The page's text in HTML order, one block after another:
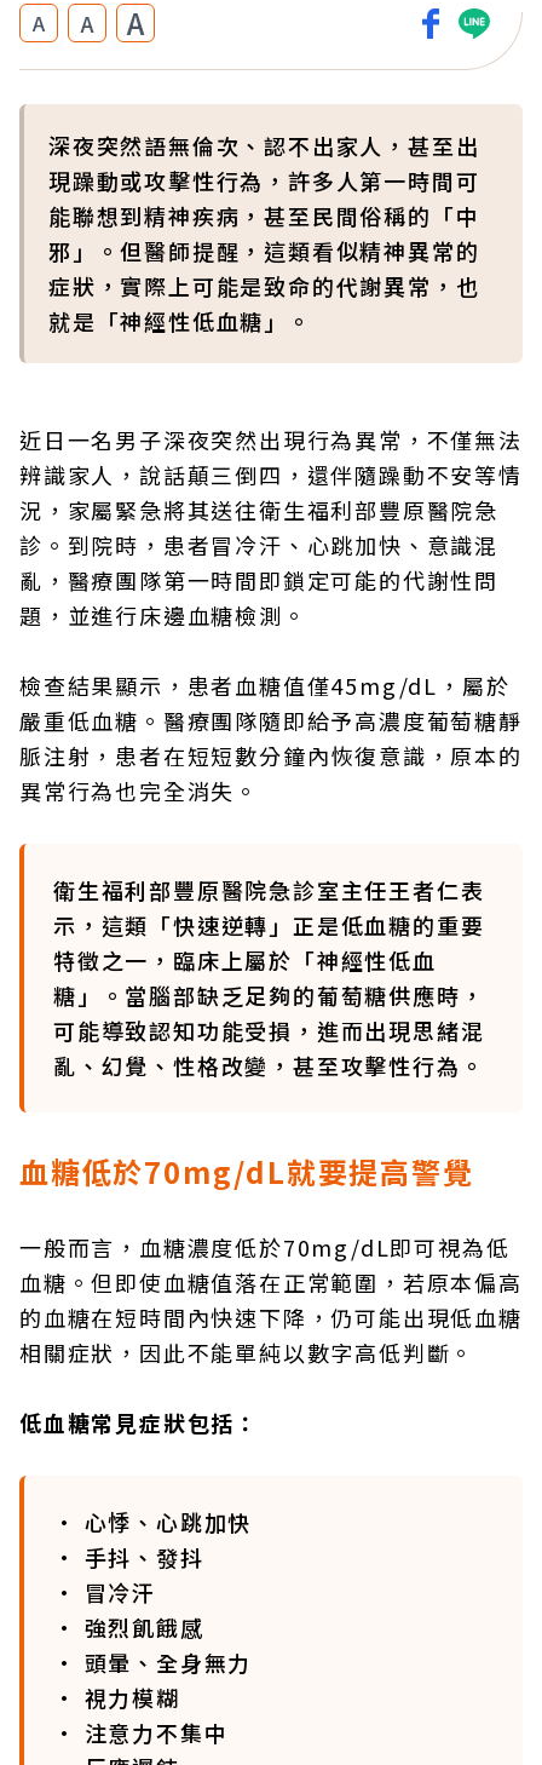
A A A
深夜突然語無倫次、認不出家人，甚至出
現躁動或攻擊性行為，許多人第一時間可
能聯想到精神疾病，甚至民間俗稱的「中
邪」。但醫師提醒，這類看似精神異常的
症狀，實際上可能是致命的代謝異常，也
就是「神經性低血糖」。
近日一名男子深夜突然出現行為異常，不僅無法
辨識家人，說話顛三倒四，還伴隨躁動不安等情
況，家屬緊急將其送往衛生福利部豐原醫院急
診。到院時，患者冒冷汗、心跳加快、意識混
亂，醫療團隊第一時間即鎖定可能的代謝性問
題，並進行床邊血糖檢測。
檢查結果顯示，患者血糖值僅45mg/dL，屬於
嚴重低血糖。醫療團隊隨即給予高濃度葡萄糖靜
脈注射，患者在短短數分鐘內恢復意識，原本的
異常行為也完全消失。
衛生福利部豐原醫院急診室主任王者仁表
示，這類「快速逆轉」正是低血糖的重要
特徵之一，臨床上屬於「神經性低血
糖」。當腦部缺乏足夠的葡萄糖供應時，
可能導致認知功能受損，進而出現思緒混
亂、幻覺、性格改變，甚至攻擊性行為。
血糖低於70mg/dL就要提高警覺
一般而言，血糖濃度低於70mg/dL即可視為低
血糖。但即使血糖值落在正常範圍，若原本偏高
的血糖在短時間內快速下降，仍可能出現低血糖
相關症狀，因此不能單純以數字高低判斷。
低血糖常見症狀包括：
• 心悸、心跳加快
• 手抖、發抖
• 冒冷汗
• 強烈飢餓感
• 頭暈、全身無力
• 視力模糊
• 注意力不集中